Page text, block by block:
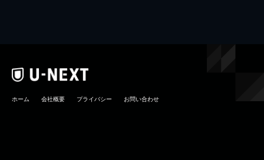
ホーム 会社概要 プライバシー お問い合わせ